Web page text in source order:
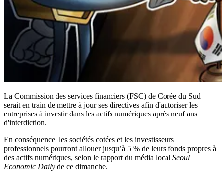
La Commission des services financiers (FSC) de Corée du Sud
serait en train de mettre à jour ses directives afin d'autoriser les
entreprises à investir dans les actifs numériques après neuf ans
d'interdiction.
En conséquence, les sociétés cotées et les investisseurs
professionnels pourront allouer jusqu’à 5 % de leurs fonds propres à
des actifs numériques, selon le rapport du média local Seoul
Economic Daily de ce dimanche.